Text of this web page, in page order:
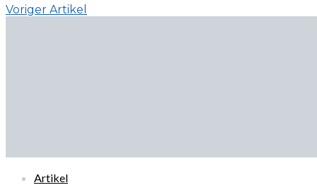
Voriger Artikel
Artikel